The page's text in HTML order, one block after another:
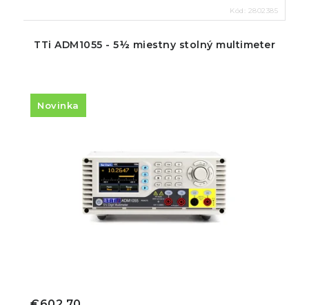
Kód: 2802385
TTi ADM1055 - 5½ miestny stolný multimeter
Novinka